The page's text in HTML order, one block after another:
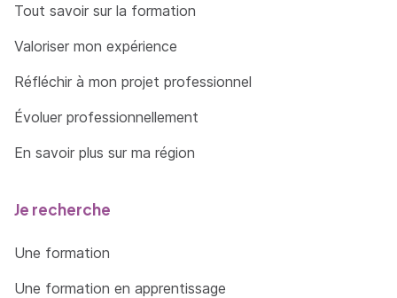
Tout savoir sur la formation
Valoriser mon expérience
Réfléchir à mon projet professionnel
Évoluer professionnellement
En savoir plus sur ma région
Je recherche
Une formation
Une formation en apprentissage